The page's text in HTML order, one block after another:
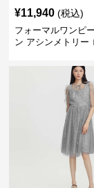
¥11,940 (税込)
フォーマルワンピ
ン アシンメトリー